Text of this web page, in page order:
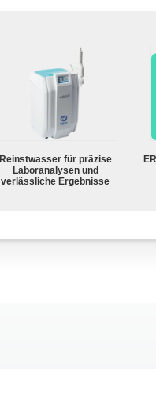
Reinstwasser für präzise
Laboranalysen und
verlässliche Ergebnisse